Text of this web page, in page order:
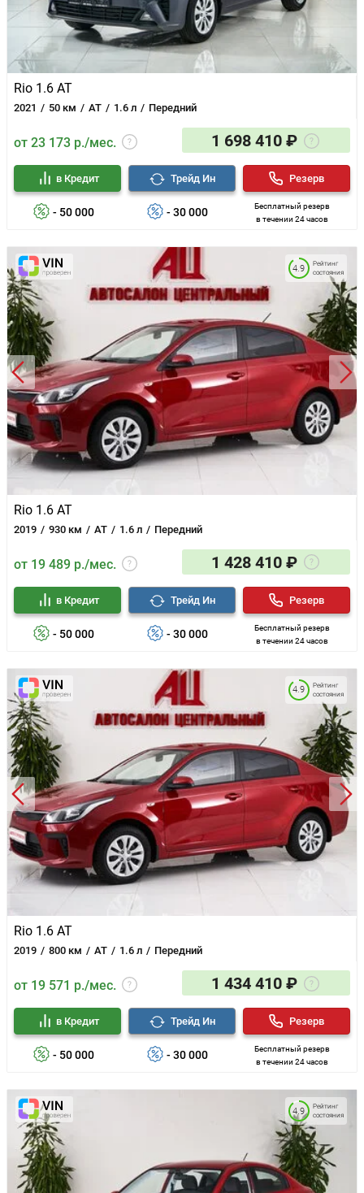
Rio 1.6 AT
2021 50 км AT 1.6 л Передний
от 23 173 р./мес. 1 698 410 ₽
- 50 000
в Кредит
- 30 000
Трейд Ин
Бесплатный резерв
в течении 24 часов
Резерв
Rio 1.6 AT
2019 930 км AT 1.6 л Передний
Рейтинг
состояния
4.9
от 19 489 р./мес. 1 428 410 ₽
- 50 000
в Кредит
- 30 000
Трейд Ин
Бесплатный резерв
в течении 24 часов
Резерв
Rio 1.6 AT
2019 800 км AT 1.6 л Передний
Рейтинг
состояния
4.9
от 19 571 р./мес. 1 434 410 ₽
- 50 000
в Кредит
- 30 000
Трейд Ин
Бесплатный резерв
в течении 24 часов
Резерв
Рейтинг
состояния
4.9